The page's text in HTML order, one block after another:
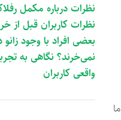
نظرات درباره مکمل
نظرات کاربران قبل از
بعضی افراد با وجود زانو
نمی‌خرند؟ نگاهی به
واقعی کاربران